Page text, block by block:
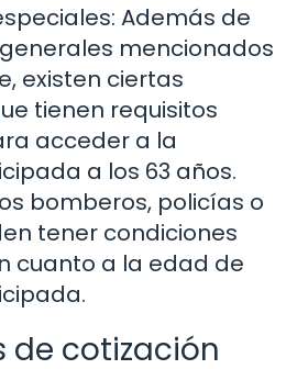
Además de
mencionados
existen ciertas
tienen requisitos
acceder a la
a los 63 años.
bomberos, policías o
tener condiciones
cuanto a la edad de
de cotización